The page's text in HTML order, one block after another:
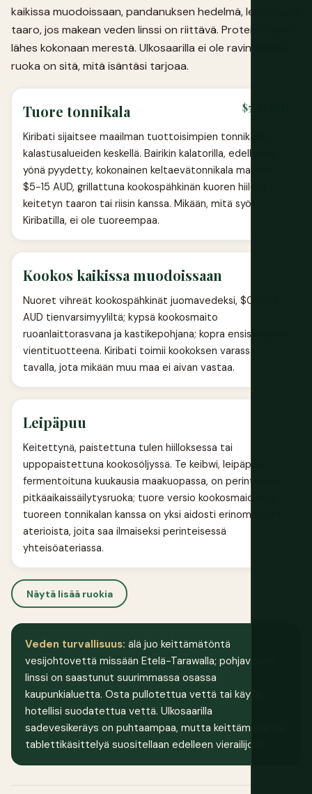
kaikissa muodoissaan, pandanuksen hedelmä, leipäpuu ja
taaro, jos makean veden linssi on riittävä. Proteiini tulee
lähes kokonaan merestä. Ulkosaarilla ei ole ravintoloita;
ruoka on sitä, mitä isäntäsi tarjoaa.
Tuore tonnikala $5-15 AUD
Kiribati sijaitsee maailman tuottoisimpien tonnikalan
kalastusalueiden keskellä. Bairikin kalatorilla, edellisenä
yönä pyydetty, kokonainen keltaevätonnikala maksaa
$5-15 AUD, grillattuna kookospähkinän kuoren hiilellä
keitetyn taaron tai riisin kanssa. Mikään, mitä syöt
Kiribatilla, ei ole tuoreempaa.
Kookos kaikissa muodoissaan
Nuoret vihreät kookospähkinät juomavedeksi, $0.50-1
AUD tienvarsimyyliltä; kypsä kookosmaito
ruoanlaittorasvana ja kastikepohjana; kopra ensisijaisena
vientituotteena. Kiribati toimii kookoksen varassa
tavalla, jota mikään muu maa ei aivan vastaa.
Leipäpuu
Keitettynä, paistettuna tulen hiilloksessa tai
uppopaistettuna kookosöljyssä. Te keibwi, leipäpuu
fermentoituna kuukausia maakuopassa, on perinteinen
pitkäaikaissäilytysruoka; tuore versio kookosmaidon ja
tuoreen tonnikalan kanssa on yksi aidosti erinomaisista
aterioista, joita saa ilmaiseksi perinteisessä
yhteisöateriassa.
Näytä lisää ruokia
Veden turvallisuus: älä juo keittämätöntä
vesijohtovettä missään Etelä-Tarawalla; pohjaveden
linssi on saastunut suurimmassa osassa
kaupunkialuetta. Osta pullotettua vettä tai käytä
hotellisi suodatettua vettä. Ulkosaarilla
sadevesikeräys on puhtaampaa, mutta keittämistä tai
tablettikäsittelyä suositellaan edelleen vierailijoille.